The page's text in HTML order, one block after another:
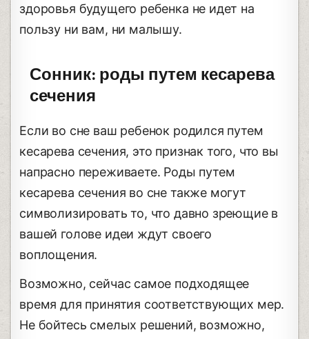
здоровья будущего ребенка не идет на
пользу ни вам, ни малышу.
Сонник: роды путем кесарева
сечения
Если во сне ваш ребенок родился путем
кесарева сечения, это признак того, что вы
напрасно переживаете. Роды путем
кесарева сечения во сне также могут
символизировать то, что давно зреющие в
вашей голове идеи ждут своего
воплощения.
Возможно, сейчас самое подходящее
время для принятия соответствующих мер.
Не бойтесь смелых решений, возможно,